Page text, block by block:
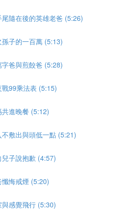
隨在後的英雄老爸 (5:26)
子的一百萬 (5:13)
爸與煎餃爸 (5:28)
99乘法表 (5:15)
進晚餐 (5:12)
敷出與頭低一點 (5:21)
子說抱歉 (4:57)
悔戒煙 (5:20)
感覺飛行 (5:30)